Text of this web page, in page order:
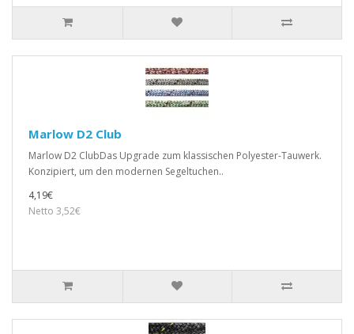
Marlow D2 Club
Marlow D2 ClubDas Upgrade zum klassischen Polyester-Tauwerk.
Konzipiert, um den modernen Segeltuchen..
4,19€
Netto 3,52€